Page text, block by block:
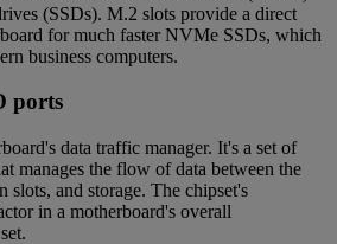
(SSDs). M.2 slots provide a direct
for much faster NVMe SSDs, which
business computers.
ports
data traffic manager. It's a set of
manages the flow of data between the
slots, and storage. The chipset's
in a motherboard's overall